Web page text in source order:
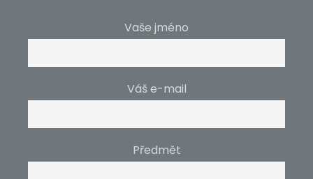
Vaše jméno
Váš e-mail
Předmět